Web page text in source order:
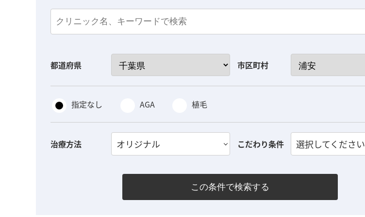
都道府県 市区町村
指定なし AGA 植毛
治療方法 オリジナル こだわり条件 選択してください
この条件で検索する